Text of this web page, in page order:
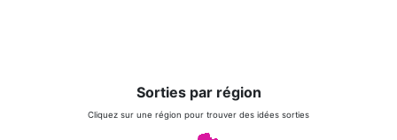
Sorties par région
Cliquez sur une région pour trouver des idées sorties